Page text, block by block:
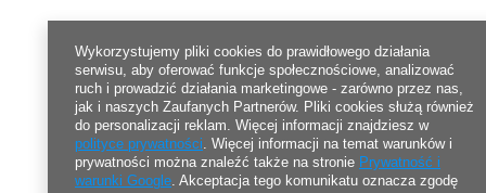
Wykorzystujemy pliki cookies do prawidłowego działania
serwisu, aby oferować funkcje społecznościowe, analizować
ruch i prowadzić działania marketingowe - zarówno przez nas,
jak i naszych Zaufanych Partnerów. Pliki cookies służą również
do personalizacji reklam. Więcej informacji znajdziesz w
polityce prywatności. Więcej informacji na temat warunków i
prywatności można znaleźć także na stronie Prywatność i
warunki Google. Akceptacja tego komunikatu oznacza zgodę